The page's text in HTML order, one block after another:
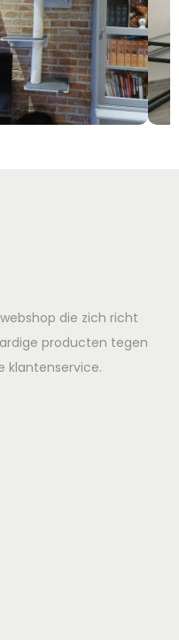
die zich richt
producten tegen
klantenservice.